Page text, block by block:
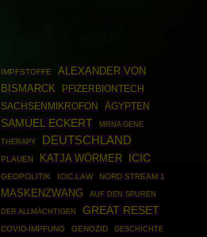
IMPFSTOFFE
ALEXANDER VON
BISMARCK
PFIZERBIONTECH
SACHSENMIKROFON
ÄGYPTEN
SAMUEL ECKERT
MRNA GENE
THERAPY
DEUTSCHLAND
PLAUEN KATJA WÖRMER ICIC
GEOPOLITIK ICIC.LAW NORD STREAM 1
MASKENZWANG AUF DEN SPUREN
DER ALLMÄCHTIGEN GREAT RESET
COVID-IMPFUNG GENOZID GESCHICHTE